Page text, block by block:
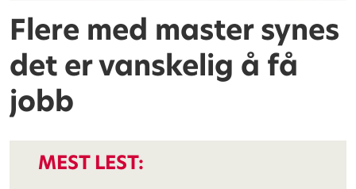
Flere med master synes
det er vanskelig å få
jobb
MEST LEST: